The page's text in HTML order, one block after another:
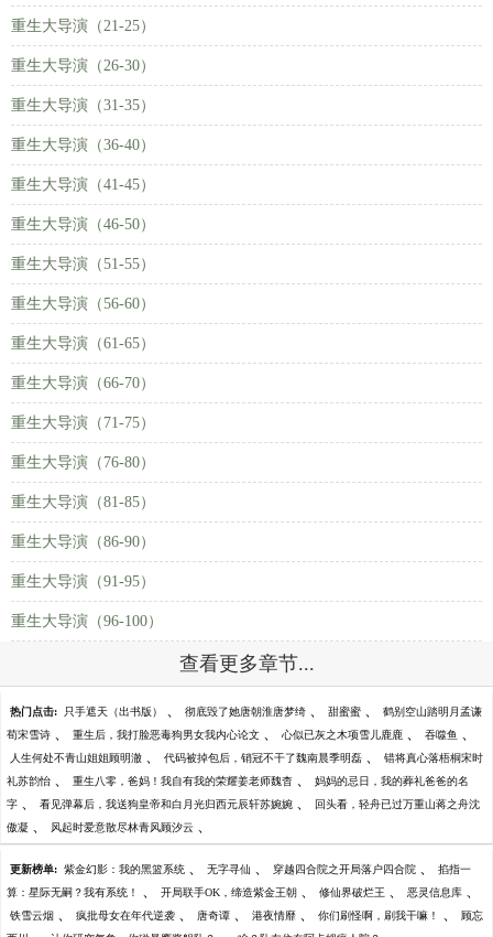
重生大导演（21-25）
重生大导演（26-30）
重生大导演（31-35）
重生大导演（36-40）
重生大导演（41-45）
重生大导演（46-50）
重生大导演（51-55）
重生大导演（56-60）
重生大导演（61-65）
重生大导演（66-70）
重生大导演（71-75）
重生大导演（76-80）
重生大导演（81-85）
重生大导演（86-90）
重生大导演（91-95）
重生大导演（96-100）
查看更多章节...
热门点击: 只手遮天（出书版） 、 彻底毁了她唐朝淮唐梦绮 、 甜蜜蜜 、 鹤别空山踏明月孟谦
荀宋雪诗 、 重生后，我打脸恶毒狗男女我内心论文 、 心似已灰之木项雪儿鹿鹿 、 吞噬鱼 、
人生何处不青山姐姐顾明澈 、 代码被掉包后，销冠不干了魏南晨季明磊 、 错将真心落梧桐宋时
礼苏韵怡 、 重生八零，爸妈！我自有我的荣耀姜老师魏杳 、 妈妈的忌日，我的葬礼爸爸的名
字 、 看见弹幕后，我送狗皇帝和白月光归西元辰轩苏婉婉 、 回头看，轻舟已过万重山蒋之舟沈
傲凝 、 风起时爱意散尽林青风顾汐云 、
更新榜单: 紫金幻影：我的黑篮系统 、 无字寻仙 、 穿越四合院之开局落户四合院 、 掐指一
算：星际无嗣？我有系统！ 、 开局联手OK，缔造紫金王朝 、 修仙界破烂王 、 恶灵信息库 、
铁雪云烟 、 疯批母女在年代逆袭 、 唐奇谭 、 港夜情靡 、 你们刷怪啊，刷我干嘛！ 、 顾忘